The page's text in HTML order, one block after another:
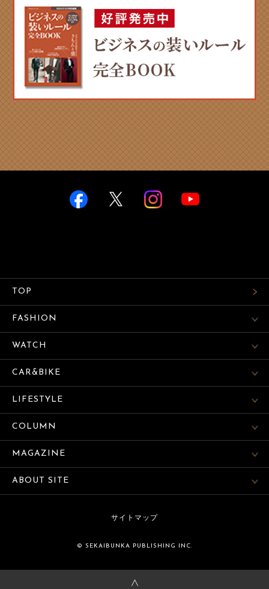
TOP
FASHION
WATCH
CAR&BIKE
LIFESTYLE
COLUMN
MAGAZINE
ABOUT SITE
サイトマップ
© SEKAIBUNKA PUBLISHING INC.